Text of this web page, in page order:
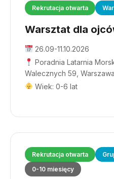
Rekrutacja otwarta
Warsztat dla
26.09-11.10.2026
Poradnia Latarnia
Walecznych 59, Warszawa
Wiek: 0-6 lat
Rekrutacja otwarta
0-10 miesięcy